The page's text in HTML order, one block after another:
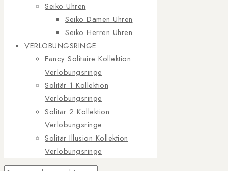
Seiko Uhren
Seiko Damen Uhren
Seiko Herren Uhren
VERLOBUNGSRINGE
Fancy Solitaire Kollektion
Verlobungsringe
Solitär 1 Kollektion
Verlobungsringe
Solitär 2 Kollektion
Verlobungsringe
Solitär Illusion Kollektion
Verlobungsringe